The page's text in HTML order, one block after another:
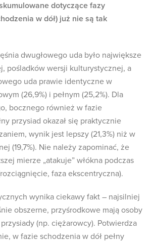
dotyczące fazy
w dół) już nie są tak
dwugłowego uda było największe
pośladków wersji kulturystycznej, a
uda prawie identyczne w
(26,9%) i pełnym (25,2%). Dla
bocznego również w fazie
przysiad okazał się praktycznie
wynik jest lepszy (21,3%) niż w
(19,7%). Nie należy zapominać, że
mierze „atakuje” włókna podczas
faza ekscentryczna).
wynika ciekawy fakt – najsilniej
obszerne, przyśrodkowe mają osoby
(np. ciężarowcy). Potwierdza
w fazie schodzenia w dół pełny